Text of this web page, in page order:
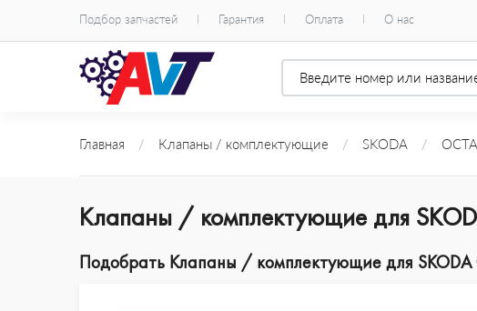
Подбор запчастей Гарантия Оплата О нас
Главная / Клапаны / комплектующие / SKODA /
Клапаны / комплектующие для
Подобрать Клапаны / комплектующие для SKODA